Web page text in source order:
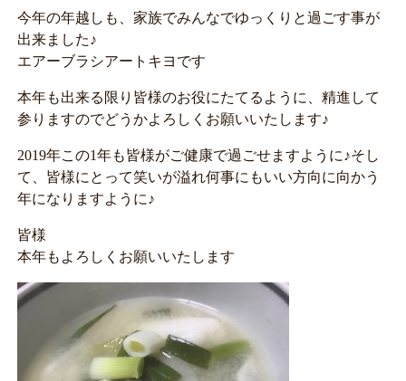
今年の年越しも、家族でみんなでゆっくりと過ごす事が
出来ました♪
エアーブラシアートキヨです
本年も出来る限り皆様のお役にたてるように、精進して
参りますのでどうかよろしくお願いいたします♪
2019年この1年も皆様がご健康で過ごせますように♪そし
て、皆様にとって笑いが溢れ何事にもいい方向に向かう
年になりますように♪
皆様
本年もよろしくお願いいたします